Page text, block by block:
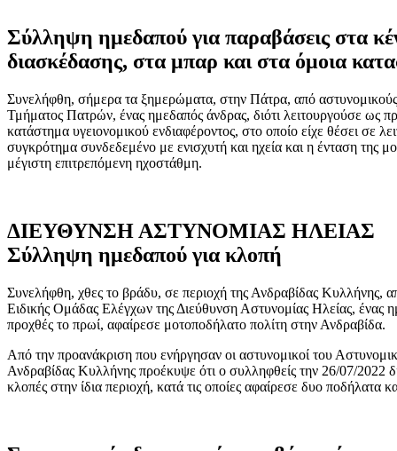
Σύλληψη ημεδαπού για παραβάσεις στα
διασκέδασης, στα μπαρ και στα όμοια
Συνελήφθη, σήμερα τα ξημερώματα, στην Πάτρα, από
Τμήματος Πατρών, ένας ημεδαπός άνδρας, διότι λειτουργούσε ως
κατάστημα υγειονομικού ενδιαφέροντος, στο οποίο είχε θέσει σε
συγκρότημα συνδεδεμένο με ενισχυτή και ηχεία και η ένταση της
μέγιστη επιτρεπόμενη ηχοστάθμη.
ΔΙΕΥΘΥΝΣΗ ΑΣΤΥΝΟΜΙΑΣ ΗΛΕΙΑΣ
Σύλληψη ημεδαπού για κλοπή
Συνελήφθη, χθες το βράδυ, σε περιοχή της Ανδραβίδας Κυλλήνης,
Ειδικής Ομάδας Ελέγχων της Διεύθυνση Αστυνομίας Ηλείας, ένας
προχθές το πρωί, αφαίρεσε μοτοποδήλατο πολίτη στην Ανδραβίδα.
Από την προανάκριση που ενήργησαν οι αστυνομικοί του
Ανδραβίδας Κυλλήνης προέκυψε ότι ο συλληφθείς την 26/07/2022
κλοπές στην ίδια περιοχή, κατά τις οποίες αφαίρεσε δυο ποδήλατα